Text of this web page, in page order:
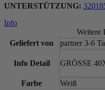
UNTERSTÜTZUNG:
Info
Weitere
Geliefert von
partner 3-6
Info Detail GRÖSSE
Farbe
Weiß